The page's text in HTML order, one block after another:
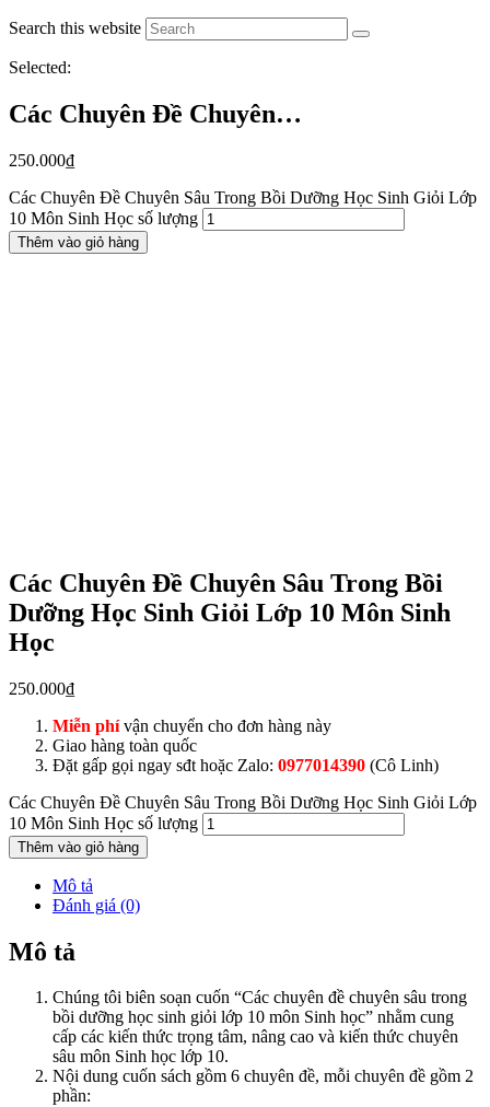
Search this website
Selected:
Các Chuyên Đề Chuyên…
250.000₫
Các Chuyên Đề Chuyên Sâu Trong Bồi Dưỡng Học Sinh Giỏi Lớp
10 Môn Sinh Học số lượng
Thêm vào giỏ hàng
Các Chuyên Đề Chuyên Sâu Trong Bồi
Dưỡng Học Sinh Giỏi Lớp 10 Môn Sinh
Học
250.000₫
Miễn phívận chuyển cho đơn hàng này
Giao hàng toàn quốc
Đặt gấp gọi ngay sđt hoặc Zalo: 0977014390 (Cô Linh)
Các Chuyên Đề Chuyên Sâu Trong Bồi Dưỡng Học Sinh Giỏi Lớp
10 Môn Sinh Học số lượng
Thêm vào giỏ hàng
Mô tả
Đánh giá (0)
Mô tả
Chúng tôi biên soạn cuốn “Các chuyên đề chuyên sâu trong
bồi dưỡng học sinh giỏi lớp 10 môn Sinh học” nhằm cung
cấp các kiến thức trọng tâm, nâng cao và kiến thức chuyên
sâu môn Sinh học lớp 10.
Nội dung cuốn sách gồm 6 chuyên đề, mỗi chuyên đề gồm 2
phần: